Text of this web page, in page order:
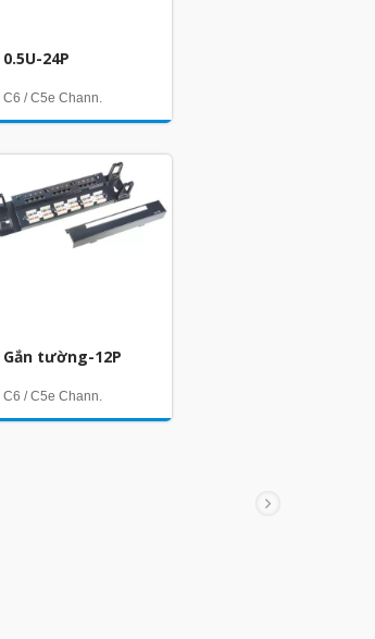
0.5U-24P
C6 / C5e Chann.
Gắn tường-12P
C6 / C5e Chann.